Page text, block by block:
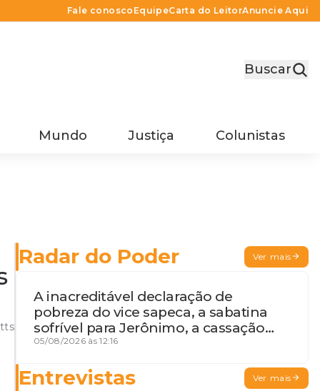
Fale conosco EquipeCarta do LeitorAnuncie Aqui
Buscar
Mundo Justiça Colunistas
Radar do Poder Ver mais
A inacreditável declaração de
pobreza do vice sapeca, a sabatina
sofrível para Jerônimo, a cassação
iminente da desembargadora e a
05/08/2026 às 12:16
Entrevistas Ver mais